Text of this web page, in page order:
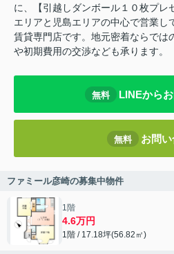
に、【引越しダンボール１０枚プ
エリアと児島エリアの中心で営業し
賃貸専門店です。地元密着ならでは
や初期費用の交渉なども承ります。
無料 LINEから
無料 お問
ファミール彦崎の募集中物件
1階
4.6万円
1階 / 17.18坪(56.82㎡)